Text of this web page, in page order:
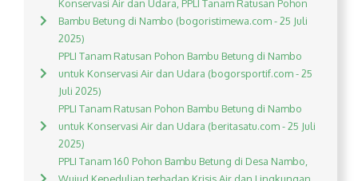
Konservasi Air dan Udara, PPLI Tanam Ratusan Pohon
Bambu Betung di Nambo (bogoristimewa.com - 25 Juli
2025)
PPLI Tanam Ratusan Pohon Bambu Betung di Nambo
untuk Konservasi Air dan Udara (bogorsportif.com - 25
Juli 2025)
PPLI Tanam Ratusan Pohon Bambu Betung di Nambo
untuk Konservasi Air dan Udara (beritasatu.com - 25 Juli
2025)
PPLI Tanam 160 Pohon Bambu Betung di Desa Nambo,